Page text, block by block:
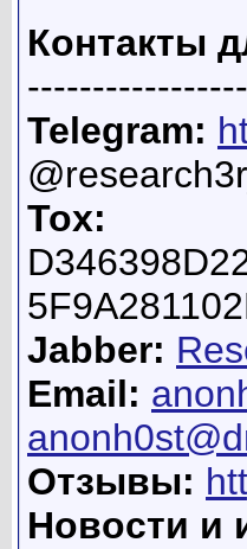
Контакты
Telegram:
Tox:
Jabber:
Email:
Отзывы:
Новости и